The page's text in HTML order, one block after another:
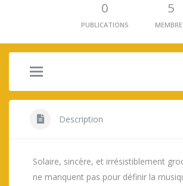
0
PUBLICATIONS
5
Description
Solaire, sincère, et irrésistiblement
ne manquent pas pour définir la